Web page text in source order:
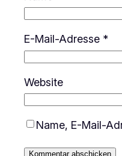
E-Mail-Adresse *
Website
Name, E-Mail-